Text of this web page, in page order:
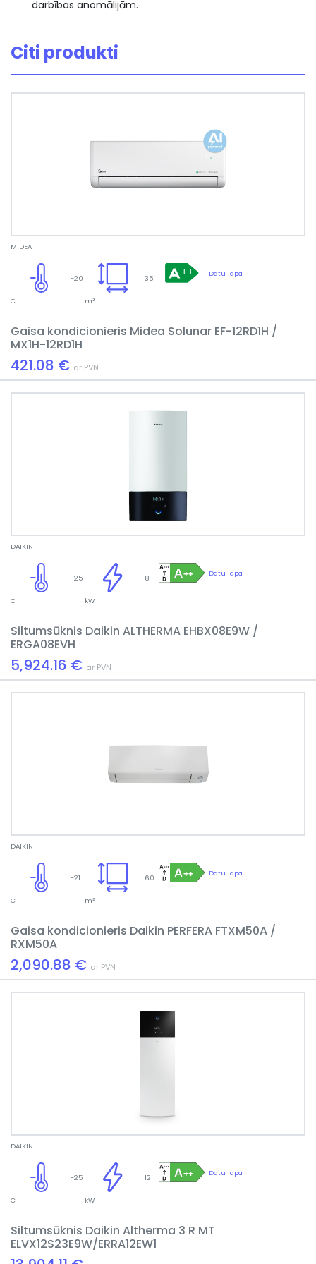
darbības anomālijām.
Citi produkti
MIDEA
Datu lapa
35
m²
-20
C
Gaisa kondicionieris Midea Solunar EF-12RD1H /
MX1H-12RD1H
421.08 € ar PVN
DAIKIN
Datu lapa
8
kW
-25
C
Siltumsūknis Daikin ALTHERMA EHBX08E9W /
ERGA08EVH
5,924.16 € ar PVN
DAIKIN
Datu lapa
60
m²
-21
C
Gaisa kondicionieris Daikin PERFERA FTXM50A /
RXM50A
2,090.88 € ar PVN
DAIKIN
Datu lapa
12
kW
-25
C
Siltumsūknis Daikin Altherma 3 R MT
ELVX12S23E9W/ERRA12EW1